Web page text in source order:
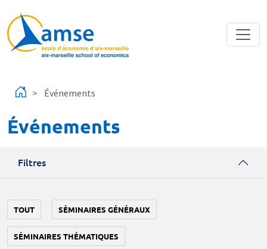
Événements
Événements
Filtres
TOUT SÉMINAIRES GÉNÉRAUX
SÉMINAIRES THÉMATIQUES